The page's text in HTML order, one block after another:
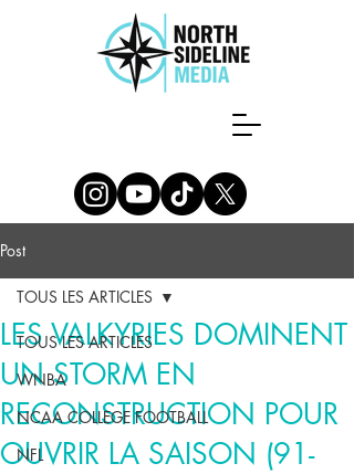
Post
TOUS LES ARTICLES
WNBA
NCAA COLLEGE FOOTBALL
NFL
TOUS LES ARTICLES
LES VALKYRIES DOMINENT
UN STORM EN
RECONSTRUCTION POUR
OUVRIR LA SAISON (91-